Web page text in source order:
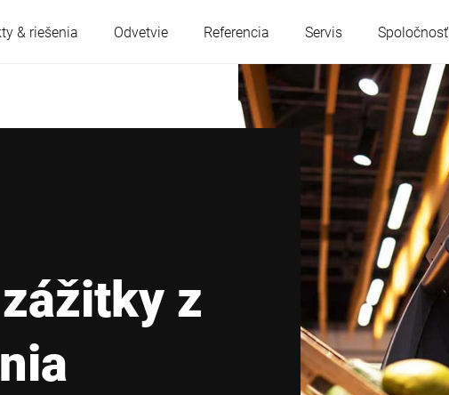
& riešenia Odvetvie Referencia Servis Spoločnosť
Belgicko
Nemecko
Taliansko
Poľsko Portugalsko
Srbsko Slovensko
z